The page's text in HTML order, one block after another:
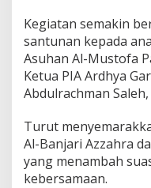
m
e
l
a
l
u
S
u
n
n
Kegiatan semakin
santunan kepada
Asuhan Al-Mustofa
Ketua PIA Ardhya
Abdulrachman
Turut
Al-Banjari Azzahra
yang menambah
kebersamaan.